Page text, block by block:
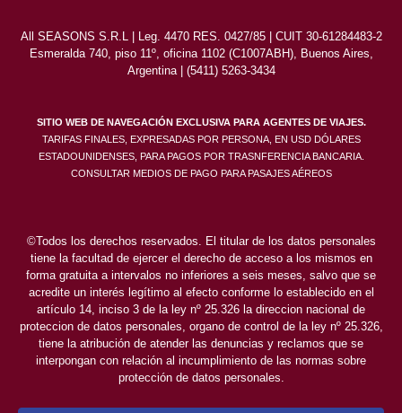
All SEASONS S.R.L | Leg. 4470 RES. 0427/85 | CUIT 30-61284483-2
Esmeralda 740, piso 11º, oficina 1102 (C1007ABH), Buenos Aires,
Argentina | (5411) 5263-3434
SITIO WEB DE NAVEGACIÓN EXCLUSIVA PARA AGENTES DE VIAJES.
TARIFAS FINALES, EXPRESADAS POR PERSONA, EN USD DÓLARES
ESTADOUNIDENSES, PARA PAGOS POR TRASNFERENCIA BANCARIA.
CONSULTAR MEDIOS DE PAGO PARA PASAJES AÉREOS
©Todos los derechos reservados. El titular de los datos personales
tiene la facultad de ejercer el derecho de acceso a los mismos en
forma gratuita a intervalos no inferiores a seis meses, salvo que se
acredite un interés legítimo al efecto conforme lo establecido en el
artículo 14, inciso 3 de la ley nº 25.326 la direccion nacional de
proteccion de datos personales, organo de control de la ley nº 25.326,
tiene la atribución de atender las denuncias y reclamos que se
interpongan con relación al incumplimiento de las normas sobre
protección de datos personales.